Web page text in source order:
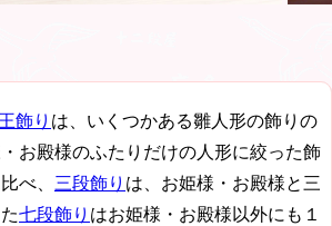
飾り は、いくつかある雛人形の飾りの
お殿様のふたりだけの人形に絞った飾
べ、 三段飾り は、お姫様・お殿様と三
七段飾り はお姫様・お殿様以外にも１